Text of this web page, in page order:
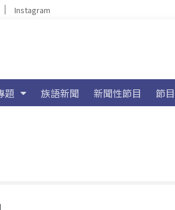
Instagram
題 族語新聞 新聞性節目 節